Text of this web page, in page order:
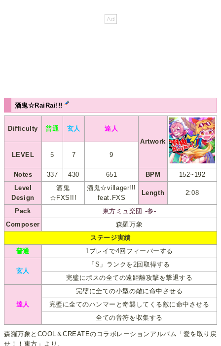
酒鬼☆RaiRai!!!
Difficulty 普通 玄人
達人
Artwork
LEVEL
5 7 9
Notes 337 430 651 BPM
152~192
Level
Design
酒鬼
☆FXS!!!
酒鬼☆villager!!!
feat.FXS
Length 2:08
Pack
東方ミュ楽団 -参-
Composer
森羅万象
ステージ実績
普通
1プレイで4回フィーバーする
玄人
「S」ランクを2回取得する
完璧にボスの全ての遠距離攻撃を撃退する
達人
完璧に全ての小型の敵に命中させる
完璧に全てのハンマーと奇襲してくる敵に命中させる
全ての音符を収集する
森羅万象とCOOL＆CREATEのコラボレーションアルバム「愛を取り戻
せ！！東方」より。